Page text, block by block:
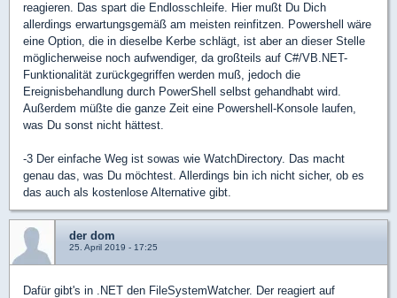
reagieren. Das spart die Endlosschleife. Hier mußt Du Dich
allerdings erwartungsgemäß am meisten reinfitzen. Powershell wäre
eine Option, die in dieselbe Kerbe schlägt, ist aber an dieser Stelle
möglicherweise noch aufwendiger, da großteils auf C#/VB.NET-
Funktionalität zurückgegriffen werden muß, jedoch die
Ereignisbehandlung durch PowerShell selbst gehandhabt wird.
Außerdem müßte die ganze Zeit eine Powershell-Konsole laufen,
was Du sonst nicht hättest.
-3 Der einfache Weg ist sowas wie WatchDirectory. Das macht
genau das, was Du möchtest. Allerdings bin ich nicht sicher, ob es
das auch als kostenlose Alternative gibt.
der dom
25. April 2019 - 17:25
Dafür gibt's in .NET den FileSystemWatcher. Der reagiert auf